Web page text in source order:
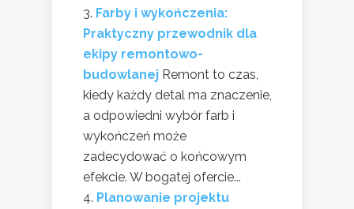
Farby i wykończenia:
Praktyczny przewodnik dla
ekipy remontowo-
budowlanej Remont to czas,
kiedy każdy detal ma znaczenie,
a odpowiedni wybór farb i
wykończeń może
zadecydować o końcowym
efekcie. W bogatej ofercie...
Planowanie projektu